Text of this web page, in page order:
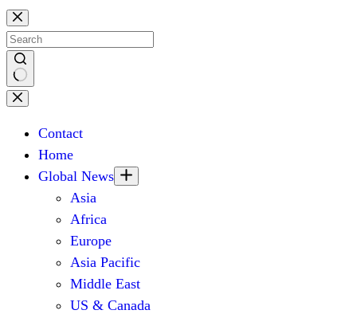
Skip
to
content
No
Contact
Home
Global News
Asia
Africa
Europe
Asia Pacific
Middle East
US & Canada